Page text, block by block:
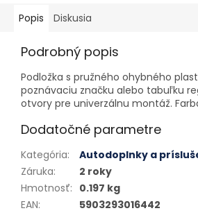
Popis Diskusia
Podrobný popis
Podložka s pružného ohybného
poznávaciu značku alebo tabuľku
otvory pre univerzálnu montáž.
Dodatočné parametre
Kategória:
Autodoplnky a
Záruka:
2 roky
Hmotnosť: 0.197 kg
EAN: 5903293016442